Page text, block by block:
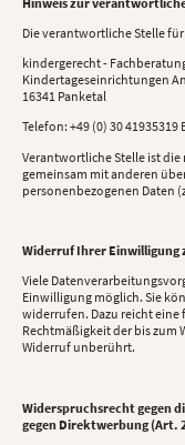
Die verantwortliche Stelle
kindergerecht -
Kindertageseinrichtungen
16341 Panketal
Telefon: +49 (0) 30 41935319
Verantwortliche Stelle ist
gemeinsam mit anderen
personenbezogenen Daten
Widerruf Ihrer Einwilligung
Viele
Einwilligung möglich. Sie
widerrufen. Dazu reicht eine
Rechtmäßigkeit der bis
Widerruf unberührt.
Widerspruchsrecht gegen
gegen Direktwerbung (Art.